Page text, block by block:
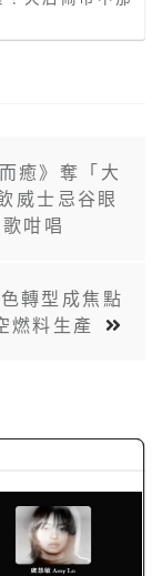
癒》奪「大
威士忌谷眼
咁唱
轉型成焦點
燃料生產